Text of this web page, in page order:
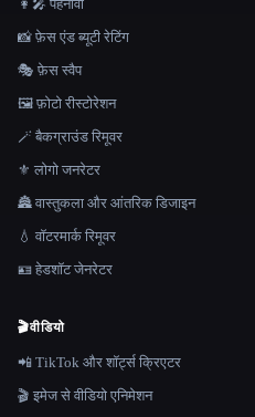
👩‍🎤 पहनावा
📸 फ़ेस एंड ब्यूटी रेटिंग
🎭 फ़ेस स्वैप
🖼️ फ़ोटो रीस्टोरेशन
🪄 बैकग्राउंड रिमूवर
⚜️ लोगो जनरेटर
🏯 वास्तुकला और आंतरिक डिजाइन
💧 वॉटरमार्क रिमूवर
🪪 हेडशॉट जेनरेटर
🎬वीडियो
📲 TikTok और शॉर्ट्स क्रिएटर
🎬 इमेज से वीडियो एनिमेशन